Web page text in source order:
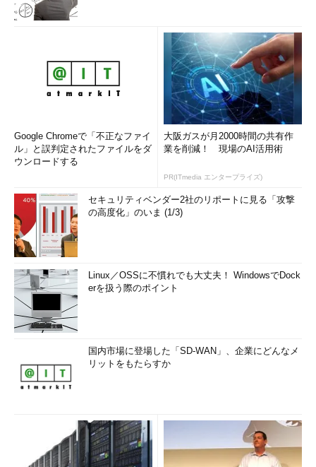
Google Chromeで「不正なファイ
ル」と誤判定されたファイルをダ
ウンロードする
大阪ガスが月2000時間の共有作
業を削減！ 現場のAI活用術
PR(ITmedia エンタープライズ)
セキュリティベンダー2社のリポートに見る「攻撃
の高度化」のいま (1/3)
Linux／OSSに不慣れでも大丈夫！ WindowsでDock
erを扱う際のポイント
国内市場に登場した「SD-WAN」、企業にどんなメ
リットをもたらすか